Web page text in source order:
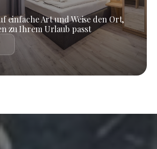
einfache Art und Weise den Ort,
zu Ihrem Urlaub passt